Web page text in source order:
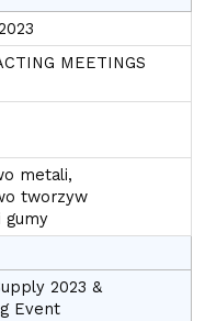
MEETINGS
metali,
tworzyw
gumy
2023 &
Event